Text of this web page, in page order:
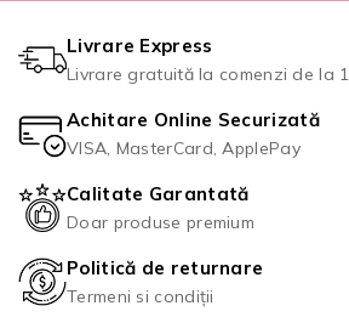
Livrare Express
Livrare gratuită la comenzi de la
Achitare Online Securizată
VISA, MasterCard, ApplePay
Calitate Garantată
Doar produse premium
Politică de returnare
Termeni si condiții